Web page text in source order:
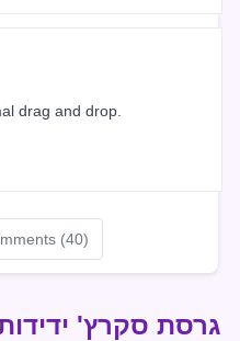
drag and drop.
(40)
גרסת סקרץ'